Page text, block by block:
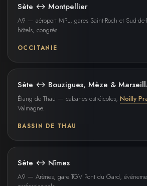
Sète ↔ Montpellier
A9 — aéroport MPL, gares Saint-Roch et Sud-
hôtels, congrès.
OCCITANIE
Sète ↔ Bouzigues, Mèze &
Étang de Thau — cabanes ostréicoles, Noilly
Valmagne.
BASSIN DE THAU
Sète ↔ Nîmes
A9 — Arènes, gare TGV Pont du Gard,